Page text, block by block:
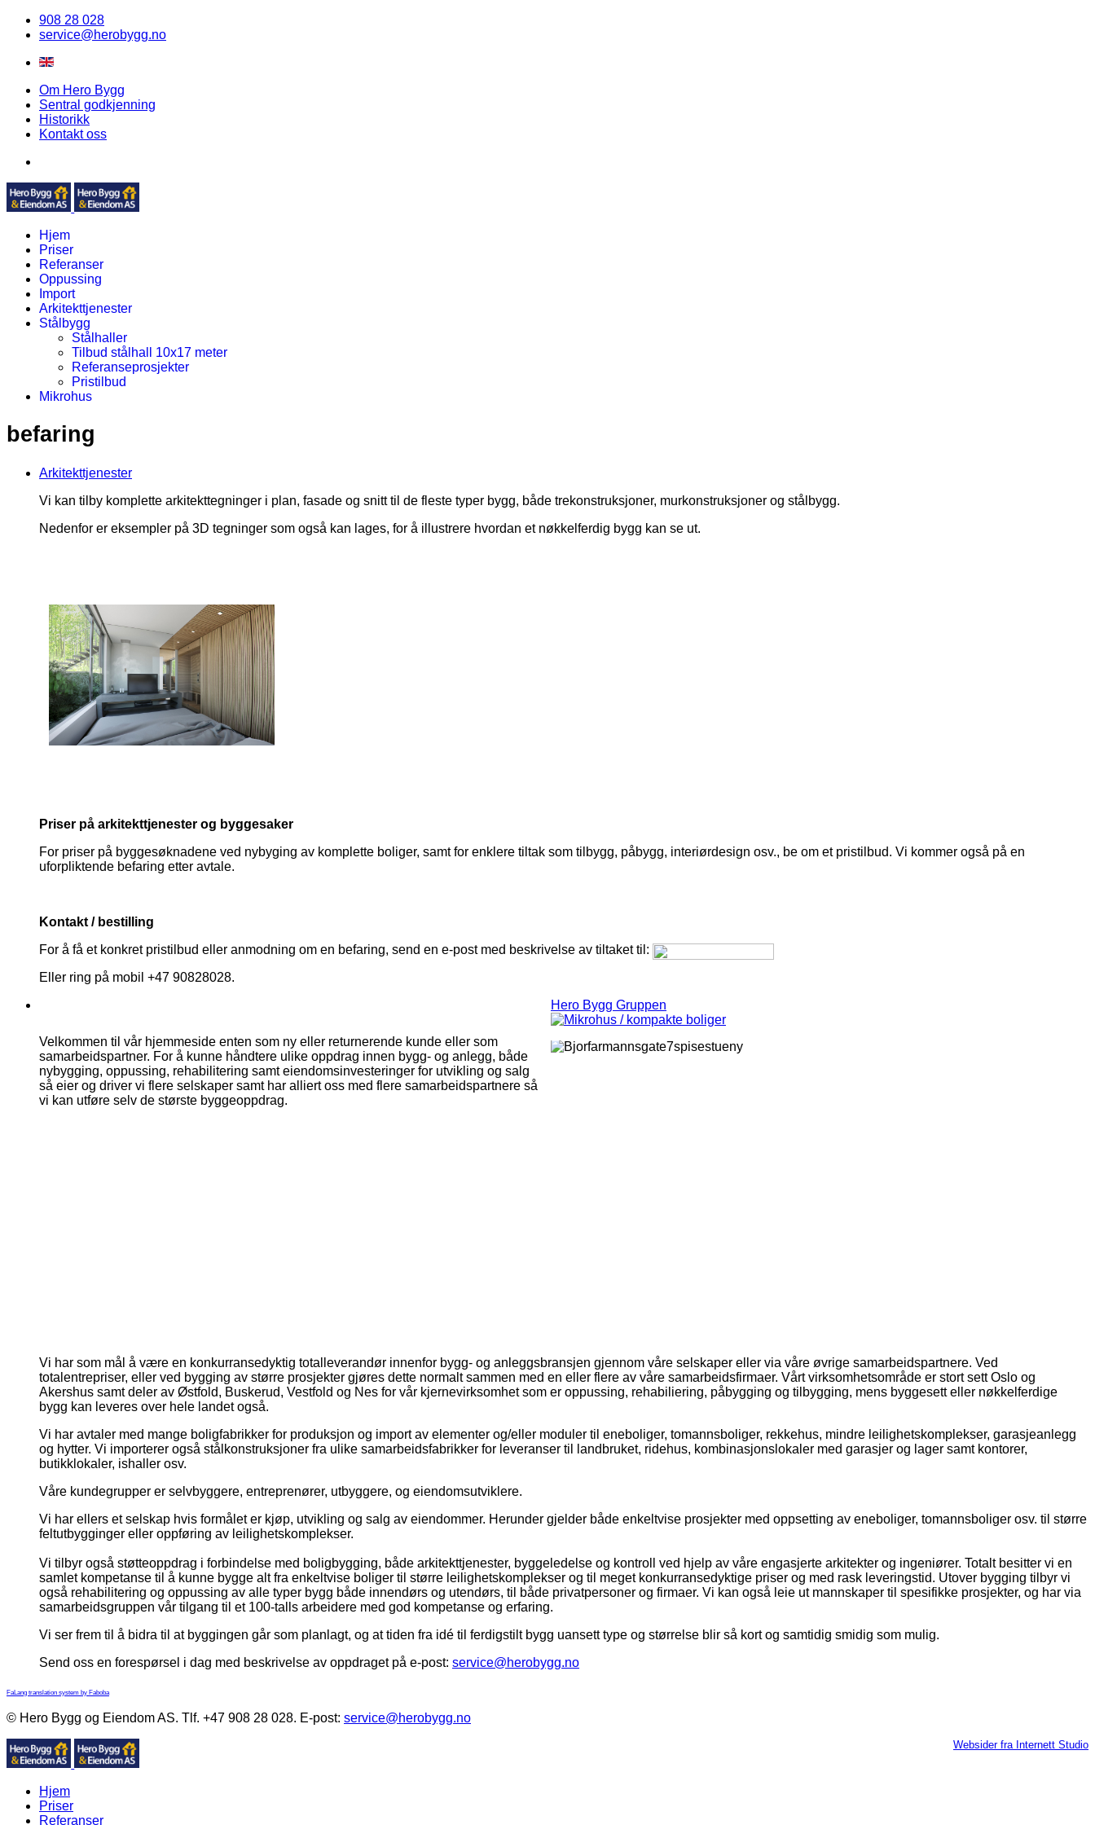
908 28 028
service@herobygg.no
Om Hero Bygg
Sentral godkjenning
Historikk
Kontakt oss
Hjem
Priser
Referanser
Oppussing
Import
Arkitekttjenester
Stålbygg
Stålhaller
Tilbud stålhall 10x17 meter
Referanseprosjekter
Pristilbud
Mikrohus
befaring
Arkitekttjenester
Vi kan tilby komplette arkitekttegninger i plan, fasade og snitt til de fleste typer bygg, både trekonstruksjoner, murkonstruksjoner og stålbygg.
Nedenfor er eksempler på 3D tegninger som også kan lages, for å illustrere hvordan et nøkkelferdig bygg kan se ut.
Priser på arkitekttjenester og byggesaker
For priser på byggesøknadene ved nybyging av komplette boliger, samt for enklere tiltak som tilbygg, påbygg, interiørdesign osv., be om et pristilbud. Vi kommer også på en
uforpliktende befaring etter avtale.
Kontakt / bestilling
For å få et konkret pristilbud eller anmodning om en befaring, send en e-post med beskrivelse av tiltaket til:
Eller ring på mobil +47 90828028.
Hero Bygg Gruppen
Velkommen til vår hjemmeside enten som ny eller returnerende kunde eller som
samarbeidspartner. For å kunne håndtere ulike oppdrag innen bygg- og anlegg, både
nybygging, oppussing, rehabilitering samt eiendomsinvesteringer for utvikling og salg
så eier og driver vi flere selskaper samt har alliert oss med flere samarbeidspartnere så
vi kan utføre selv de største byggeoppdrag.
Vi har som mål å være en konkurransedyktig totalleverandør innenfor bygg- og anleggsbransjen gjennom våre selskaper eller via våre øvrige samarbeidspartnere. Ved
totalentrepriser, eller ved bygging av større prosjekter gjøres dette normalt sammen med en eller flere av våre samarbeidsfirmaer. Vårt virksomhetsområde er stort sett Oslo og
Akershus samt deler av Østfold, Buskerud, Vestfold og Nes for vår kjernevirksomhet som er oppussing, rehabiliering, påbygging og tilbygging, mens byggesett eller nøkkelferdige
bygg kan leveres over hele landet også.
Vi har avtaler med mange boligfabrikker for produksjon og import av elementer og/eller moduler til eneboliger, tomannsboliger, rekkehus, mindre leilighetskomplekser, garasjeanlegg
og hytter. Vi importerer også stålkonstruksjoner fra ulike samarbeidsfabrikker for leveranser til landbruket, ridehus, kombinasjonslokaler med garasjer og lager samt kontorer,
butikklokaler, ishaller osv.
Våre kundegrupper er selvbyggere, entreprenører, utbyggere, og eiendomsutviklere.
Vi har ellers et selskap hvis formålet er kjøp, utvikling og salg av eiendommer. Herunder gjelder både enkeltvise prosjekter med oppsetting av eneboliger, tomannsboliger osv. til større
feltutbygginger eller oppføring av leilighetskomplekser.
Vi tilbyr også støtteoppdrag i forbindelse med boligbygging, både arkitekttjenester, byggeledelse og kontroll ved hjelp av våre engasjerte arkitekter og ingeniører. Totalt besitter vi en
samlet kompetanse til å kunne bygge alt fra enkeltvise boliger til større leilighetskomplekser og til meget konkurransedyktige priser og med rask leveringstid. Utover bygging tilbyr vi
også rehabilitering og oppussing av alle typer bygg både innendørs og utendørs, til både privatpersoner og firmaer. Vi kan også leie ut mannskaper til spesifikke prosjekter, og har via
samarbeidsgruppen vår tilgang til et 100-talls arbeidere med god kompetanse og erfaring.
Vi ser frem til å bidra til at byggingen går som planlagt, og at tiden fra idé til ferdigstilt bygg uansett type og størrelse blir så kort og samtidig smidig som mulig.
Send oss en forespørsel i dag med beskrivelse av oppdraget på e-post: service@herobygg.no
FaLang translation system by Faboba
© Hero Bygg og Eiendom AS. Tlf. +47 908 28 028. E-post: service@herobygg.no
Websider fra Internett Studio
Hjem
Priser
Referanser